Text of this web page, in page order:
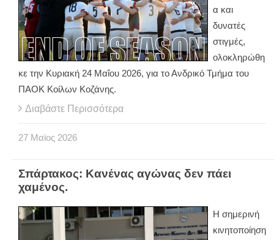
α και
δυνατές
στιγμές,
ολοκληρώθη
κε την Κυριακή 24 Μαΐου 2026, για το Ανδρικό Τμήμα του
ΠΑΟΚ Κοίλων Κοζάνης.
Διαβάστε Περισσότερα
27 Μαϊος 2026
Σπάρτακος: Κανένας αγώνας δεν πάει
χαμένος.
Η σημερινή
κινητοποίηση